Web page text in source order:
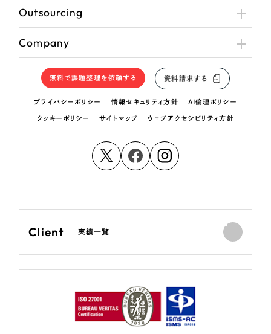
Outsourcing
Company
無料で課題整理を依頼する 資料請求する
プライバシーポリシー 情報セキュリティ方針 AI倫理ポリシー
クッキーポリシー サイトマップ ウェブアクセシビリティ方針
Client 実績一覧